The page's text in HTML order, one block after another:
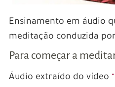
Ensinamento em áudio
meditação conduzida
Para começar a
Áudio extraído do vídeo